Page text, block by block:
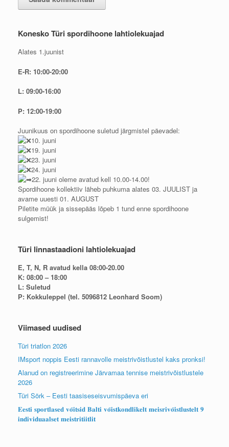
Konesko Türi spordihoone lahtiolekuajad
Alates 1.juunist
E-R: 10:00-20:00
L: 09:00-16:00
P: 12:00-19:00
Juunikuus on spordihoone suletud järgmistel päevadel:
10. juuni
19. juuni
23. juuni
24. juuni
22. juuni oleme avatud kell 10.00-14.00!
Spordihoone kollektiiv läheb puhkuma alates 03. JUULIST ja
avame uuesti 01. AUGUST
Piletite müük ja sissepääs lõpeb 1 tund enne spordihoone
sulgemist!
Türi linnastaadioni lahtiolekuajad
E, T, N, R avatud kella 08:00-20.00
K: 08:00 – 18:00
L: Suletud
P: Kokkuleppel (tel. 5096812 Leonhard Soom)
Viimased uudised
Türi triatlon 2026
IMsport noppis Eesti rannavolle meistrivõistlustel kaks pronksi!
Alanud on registreerimine Järvamaa tennise meistrivõistlustele
2026
Türi Sörk – Eesti taasiseseisvumispäeva eri
𝐄𝐞𝐬𝐭𝐢 𝐬𝐩𝐨𝐫𝐭𝐥𝐚𝐬𝐞𝐝 𝐯𝐨̃𝐢𝐭𝐬𝐢𝐝 𝐁𝐚𝐥𝐭𝐢 𝐯𝐨̃𝐢𝐬𝐭𝐤𝐨𝐧𝐝𝐥𝐢𝐤𝐞𝐥𝐭 𝐦𝐞𝐢𝐬𝐫𝐢𝐯𝐨̃𝐢𝐬𝐭𝐥𝐮𝐬𝐭𝐞𝐥𝐭 𝟗
𝐢𝐧𝐝𝐢𝐯𝐢𝐝𝐮𝐚𝐚𝐥𝐬𝐞𝐭 𝐦𝐞𝐢𝐬𝐭𝐫𝐢𝐭𝐢𝐢𝐭𝐥𝐢𝐭